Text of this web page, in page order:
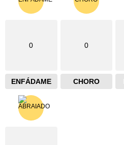
0
ENFÁDAME
0
CHORO